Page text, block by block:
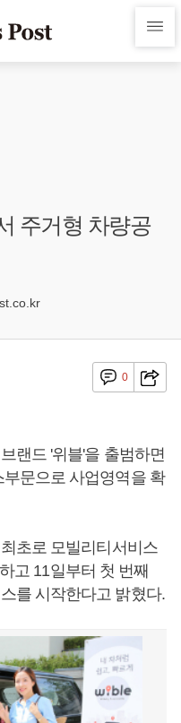
주거형 차량공
0
랜드 '위블'을 출범하면
문으로 사업영역을 확
초로 모빌리티서비스
고 11일부터 첫 번째
를 시작한다고 밝혔다.